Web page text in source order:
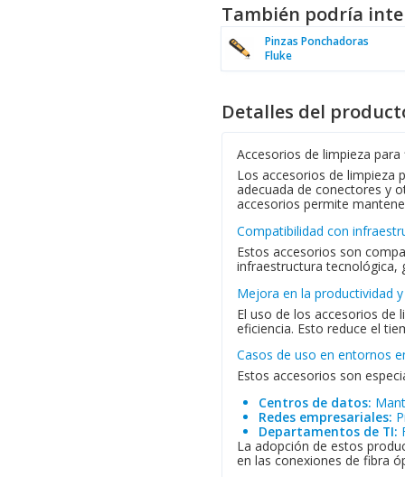
También podría
Pinzas Ponchadoras
Fluke
Detalles del
Accesorios de limpieza
Los accesorios de limpieza
adecuada de conectores y
accesorios permite
Compatibilidad con
Estos accesorios son
infraestructura tecnológica,
Mejora en la productividad
El uso de los accesorios
eficiencia. Esto reduce el
Casos de uso en entornos
Estos accesorios son
Centros de datos:
Redes empresariales:
Departamentos de TI:
La adopción de estos
en las conexiones de fibra